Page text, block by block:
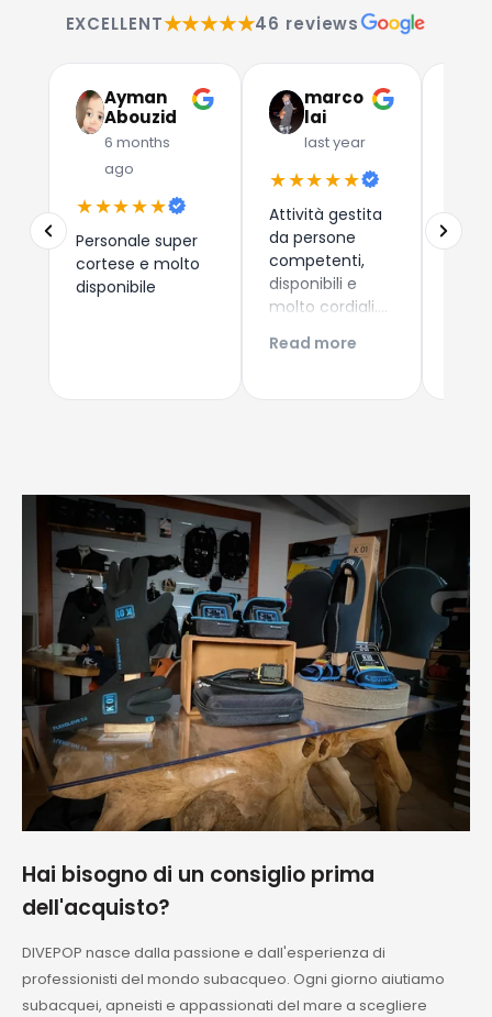
EXCELLENT★★★★★46 reviews
Ayman
Abouzid
6 months
ago
★★★★★
Personale super
cortese e molto
disponibile
marco
lai
last year
★★★★★
Attività gestita
da persone
competenti,
disponibili e
molto cordiali.
competitivi,
qualità e
perfetti!!!
Consigliatissimo
Read more
Due
che
Hai bisogno di un consiglio prima
dell'acquisto?
DIVEPOP nasce dalla passione e dall'esperienza di
professionisti del mondo subacqueo. Ogni giorno aiutiamo
subacquei, apneisti e appassionati del mare a scegliere